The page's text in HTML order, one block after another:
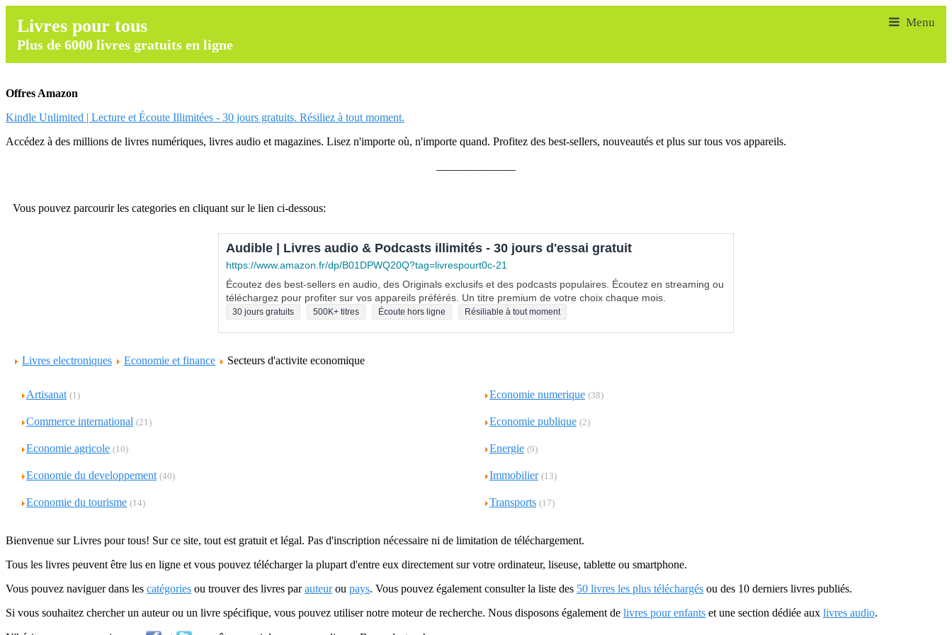
Livres pour tous
Plus de 6000 livres gratuits en ligne
Offres Amazon
Kindle Unlimited | Lecture et Écoute Illimitées - 30 jours gratuits. Résiliez à tout moment.
Accédez à des millions de livres numériques, livres audio et magazines. Lisez n'importe où, n'importe quand. Profitez des best-sellers, nouveautés et plus sur tous vos appareils.
Vous pouvez parcourir les categories en cliquant sur le lien ci-dessous:
Audible | Livres audio & Podcasts illimités - 30 jours d'essai gratuit
https://www.amazon.fr/dp/B01DPWQ20Q?tag=livrespourt0c-21
Écoutez des best-sellers en audio, des Originals exclusifs et des podcasts populaires. Écoutez en streaming ou
téléchargez pour profiter sur vos appareils préférés. Un titre premium de votre choix chaque mois.
30 jours gratuits 500K+ titres Écoute hors ligne Résiliable à tout moment
Livres electroniques Economie et finance Secteurs d'activite economique
Artisanat (1) Economie numerique (38)
Commerce international (21) Economie publique (2)
Economie agricole (10) Energie (9)
Economie du developpement (40) Immobilier (13)
Economie du tourisme (14) Transports (17)
Bienvenue sur Livres pour tous! Sur ce site, tout est gratuit et légal. Pas d'inscription nécessaire ni de limitation de téléchargement.
Tous les livres peuvent être lus en ligne et vous pouvez télécharger la plupart d'entre eux directement sur votre ordinateur, liseuse, tablette ou smartphone.
Vous pouvez naviguer dans les catégories ou trouver des livres parauteurou pays. Vous pouvez également consulter la liste des 50 livres les plus téléchargés ou des 10 derniers livres publiés.
Si vous souhaitez chercher un auteur ou un livre spécifique, vous pouvez utiliser notre moteur de recherche. Nous disposons également de livres pour enfants et une section dédiée aux livres audio.